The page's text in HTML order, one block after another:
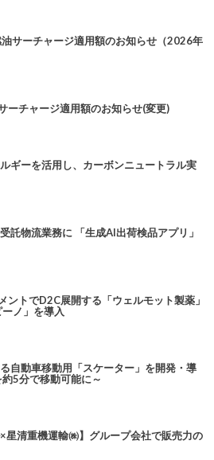
サーチャージ適用額のお知らせ（2026年
チャージ適用額のお知らせ(変更)
ギーを活用し、カーボンニュートラル実
託物流業務に 「生成AI出荷検品アプリ」
ントでD2C展開する「ウェルモット製薬」
ノ」を導入
自動車移動用「スケーター」を開発・導
5分で移動可能に～
星清重機運輸㈱】グループ会社で販売力の